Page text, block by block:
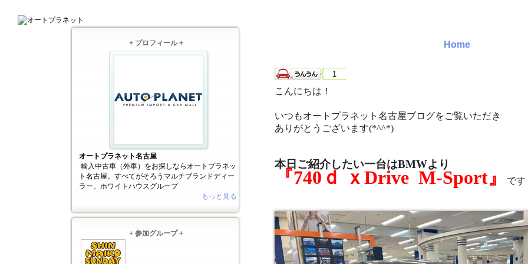
+ プロフィール +
オートプラネット名古屋
輸入中古車（外車）をお探しならオートプラネッ
ト名古屋。すべてがそろうマルチブランドディー
ラー。ホワイトハウスグループ
もっと見る
+ 参加グループ +
Home
1
こんにちは！
いつもオートプラネット名古屋ブログをご覧いただき
ありがとうございます(*^^*)
本日ご紹介したい一台はBMWより
『740ｄ ｘDrive M-Sport』 です